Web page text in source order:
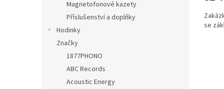
Magnetofonové kazety
Příslušenství a doplňky
Hodinky
Značky
1877PHONO
ABC Records
Acoustic Energy
se